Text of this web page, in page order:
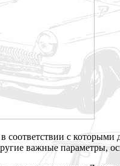
с которыми
важные параметры,